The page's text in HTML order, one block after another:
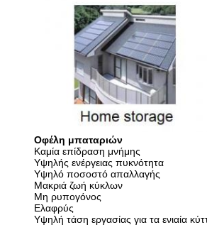
Οφέλη μπαταριών
Καμία επίδραση μνήμης
Υψηλής ενέργειας πυκνότητα
Υψηλό ποσοστό απαλλαγής
Μακριά ζωή κύκλων
Μη ρυπογόνος
Ελαφρύς
Υψηλή τάση εργασίας για τα ενιαία